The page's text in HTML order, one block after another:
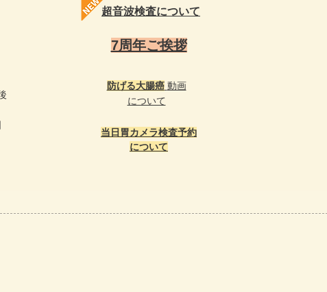
​超音波検査について
7周年ご挨拶
防げる大腸癌 ​動画
​について
当日胃カメラ検査予約
について